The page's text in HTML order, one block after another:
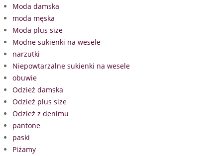
Moda damska
moda męska
Moda plus size
Modne sukienki na wesele
narzutki
Niepowtarzalne sukienki na wesele
obuwie
Odzież damska
Odzież plus size
Odzież z denimu
pantone
paski
Piżamy